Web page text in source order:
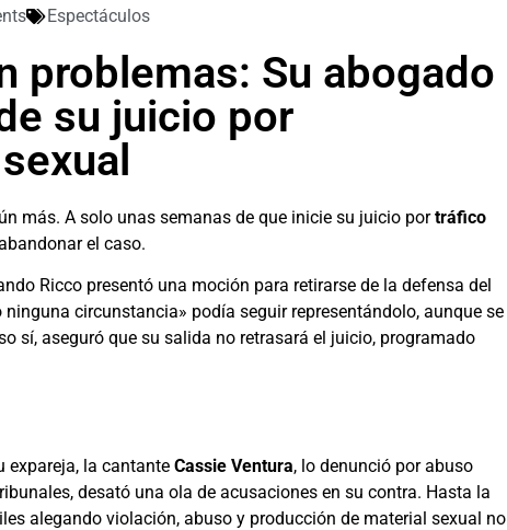
Espectáculos
problemas: Su abogado
su juicio por
más. A solo unas semanas de que inicie su juicio portráfico
el caso.
Ricco presentó una moción para retirarse de la defensa del
circunstancia» podía seguir representándolo, aunque se
sí, aseguró que su salida no retrasará el juicio, programado
expareja, la cantante Cassie Ventura, lo denunció por abuso
desató una ola de acusaciones en su contra. Hasta la
alegando violación, abuso y producción de material sexual no